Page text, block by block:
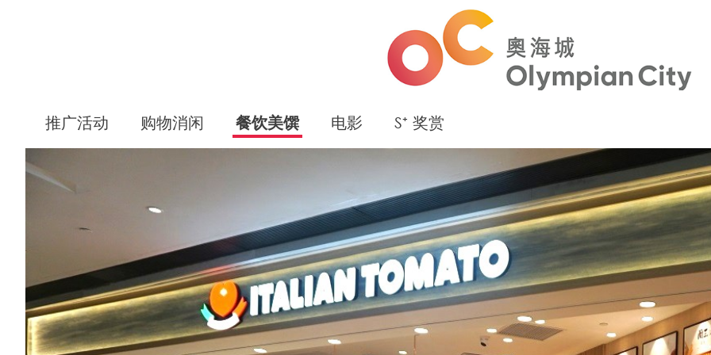
推广活动 购物消闲 餐饮美馔 电影 S⁺ 奖赏